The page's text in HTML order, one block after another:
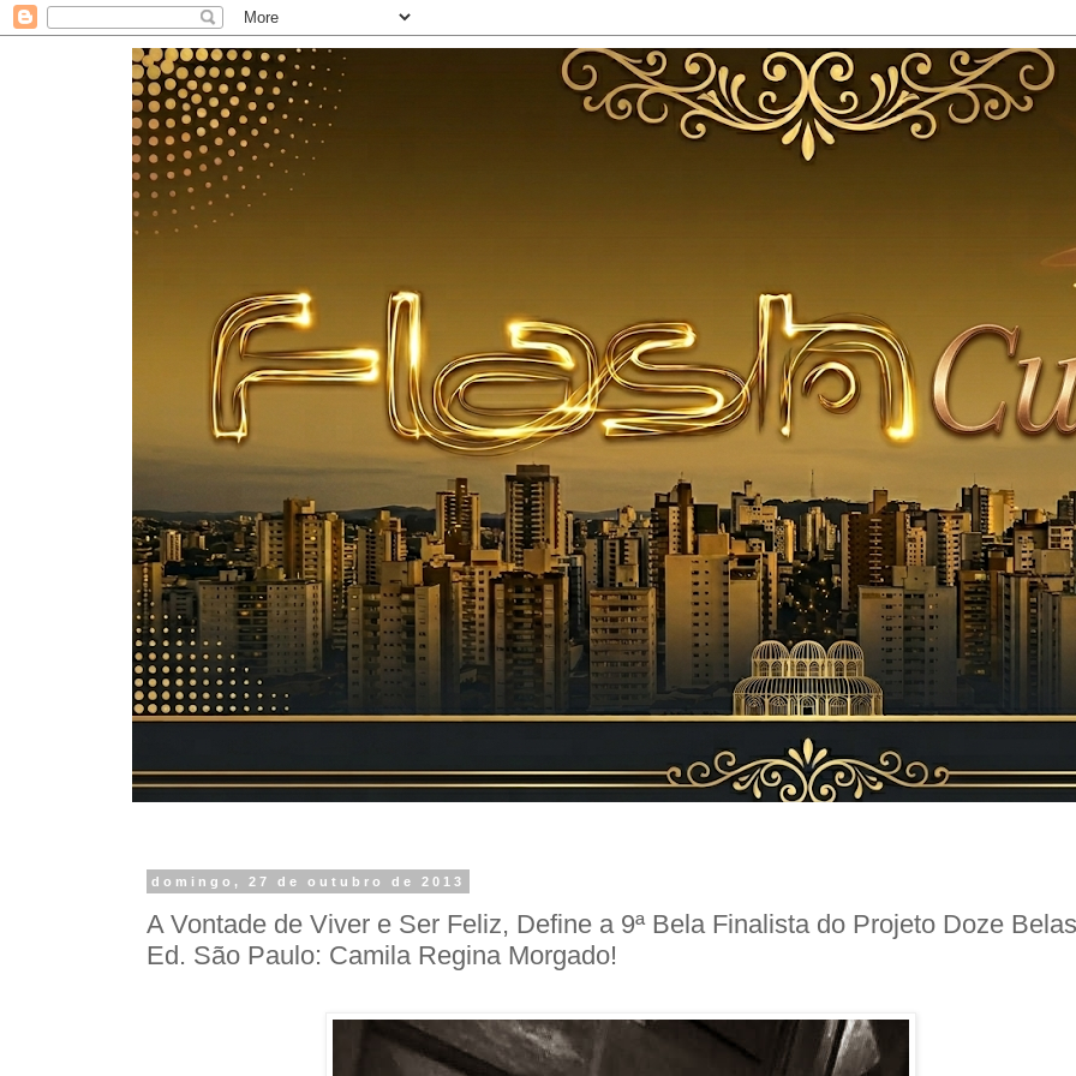
domingo, 27 de outubro de 2013
A Vontade de Viver e Ser Feliz, Define a 9ª Bela Finalista do Projeto Doze Belas
Ed. São Paulo: Camila Regina Morgado!